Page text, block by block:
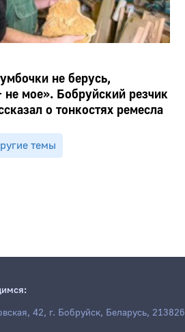
не берусь,
не мое». Бобруйский резчик
о тонкостях ремесла
темы
42, г. Бобруйск, Беларусь, 213826